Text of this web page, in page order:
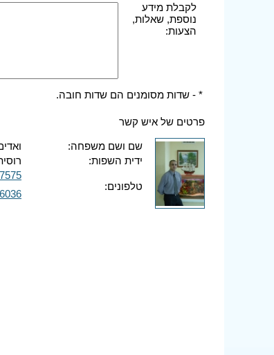
לקבלת מידע
נוספת, שאלות,
הצעות:
* - שדות מסומנים הם שדות חובה.
פרטים של איש קשר
שם ושם משפחה:
ידית השפות:
טלפונים: